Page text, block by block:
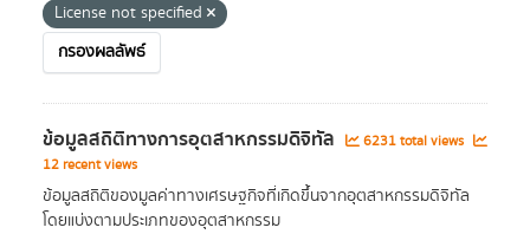
License not specified
กรองผลลัพธ์
ข้อมูลสถิติทางการอุตสาหกรรมดิจิทัล
6231 total views
12 recent views
ข้อมูลสถิติของมูลค่าทางเศรษฐกิจที่เกิดขึ้นจากอุตสาหกรรมดิจิทัล
โดยแบ่งตามประเภทของอุตสาหกรรม